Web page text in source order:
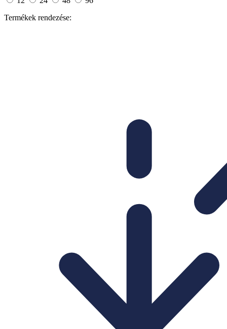
Termékek rendezése: